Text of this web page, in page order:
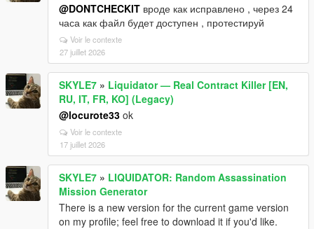
@DONTCHECKIT вроде как исправлено , через 24
часа как файл будет доступен , протестируй
Voir le contexte
27 juillet 2026
SKYLE7 » Liquidator — Real Contract Killer [EN,
RU, IT, FR, KO] (Legacy)
@locurote33 ok
Voir le contexte
17 juillet 2026
SKYLE7 » LIQUIDATOR: Random Assassination
Mission Generator
There is a new version for the current game version
on my profile; feel free to download it if you'd like.